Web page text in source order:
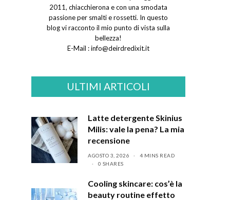
2011, chiacchierona e con una smodata
passione per smalti e rossetti. In questo
blog vi racconto il mio punto di vista sulla
bellezza!
E-Mail :info@deirdredixit.it
ULTIMI ARTICOLI
Latte detergente Skinius
Milis: vale la pena? La mia
recensione
AGOSTO 3, 2026
4 MINS READ
0 SHARES
Cooling skincare: cos’è la
beauty routine effetto